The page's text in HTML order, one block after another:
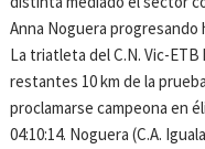
Anna Noguera progresando
La triatleta del C.N. Vic-
restantes 10 km de la
proclamarse campeona en
04:10:14. Noguera (C.A.